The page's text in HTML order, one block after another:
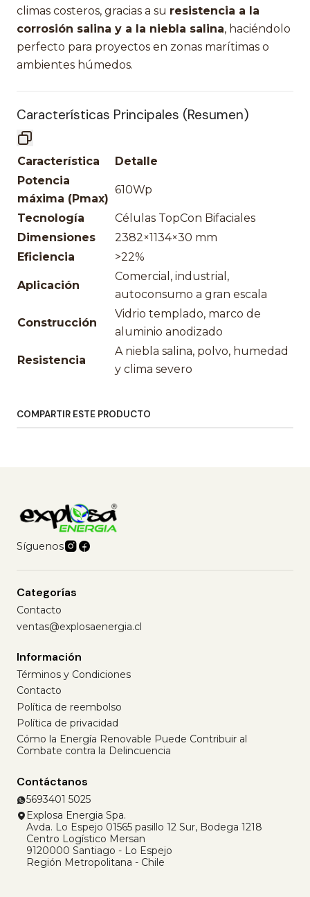
climas costeros, gracias a su resistencia a la
corrosión salina y a la niebla salina, haciéndolo
perfecto para proyectos en zonas marítimas o
ambientes húmedos.
Características Principales (Resumen)
Característica
Detalle
Potencia
máxima (Pmax)
610Wp
Tecnología
Células TopCon Bifaciales
Dimensiones
2382×1134×30 mm
Eficiencia
>22%
Aplicación
Comercial, industrial,
autoconsumo a gran escala
Construcción
Vidrio templado, marco de
aluminio anodizado
Resistencia
A niebla salina, polvo, humedad
y clima severo
COMPARTIR ESTE PRODUCTO
Síguenos
Categorías
Contacto
ventas@explosaenergia.cl
Información
Términos y Condiciones
Contacto
Política de reembolso
Política de privacidad
Cómo la Energía Renovable Puede Contribuir al
Combate contra la Delincuencia
Contáctanos
5693401 5025
Explosa Energia Spa.
Avda. Lo Espejo 01565 pasillo 12 Sur, Bodega 1218
Centro Logístico Mersan
9120000 Santiago - Lo Espejo
Región Metropolitana - Chile